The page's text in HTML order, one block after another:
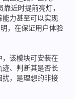
近时提前亮灯，
力甚至可以实现
，在保证用户体验
该模块可安装在
、判断其是否长
，是理想的非接